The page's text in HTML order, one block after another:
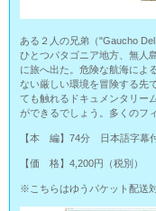
ある２人の兄弟（"Gaucho
ひとつパタゴニア地方、無人
に旅へ出た。危険な航海によ
ない厳しい環境を冒険する先
ても触れるドキュメンタリー
ができるでしょう。多くのフ
【本 編】74分 日本語字幕
【価 格】4,200円（税別）
※こちらはゆうパケット配送